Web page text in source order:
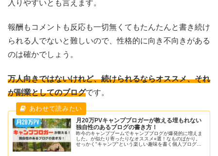
入りやすいとも言えます。
報酬もコメントも反応も一切無くてもたんたんと書き続け
られる人でないと難しいので、性格的に向き不向きがある
のは確かでしょう。
万人向きではないけれど、続けられるならオススメ、それ
が副業としてのブログです。
月20万PVキャンプブロガーが教える埋もれない
独自性のあるブログの書き方！
昨今のキャンプブームでキャンプブログが爆発的に増えま
した。が似たり寄ったりなオススメ○選！なものばかり。
せっかく"キャンプ"という楽しい趣味を書く個人ブログな